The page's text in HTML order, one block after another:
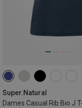
Super.Natural
Dames Casual Rib Bio J
XS M